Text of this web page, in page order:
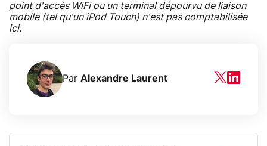
point d'accès WiFi ou un terminal dépourvu de liaison
mobile (tel qu'un iPod Touch) n'est pas comptabilisée
ici.
Par Alexandre Laurent